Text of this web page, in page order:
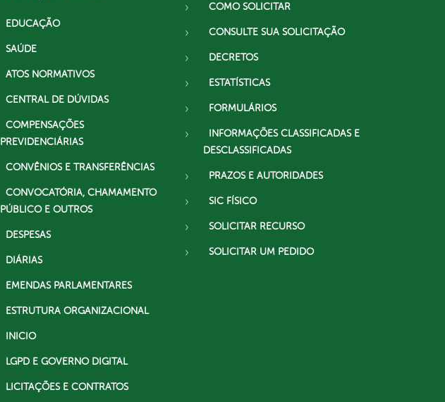
EDUCAÇÃO
SAÚDE
ATOS NORMATIVOS
CENTRAL DE DÚVIDAS
COMPENSAÇÕES
PREVIDENCIÁRIAS
CONVÊNIOS E TRANSFERÊNCIAS
CONVOCATÓRIA, CHAMAMENTO
PÚBLICO E OUTROS
DESPESAS
DIÁRIAS
EMENDAS PARLAMENTARES
ESTRUTURA ORGANIZACIONAL
INICIO
LGPD E GOVERNO DIGITAL
LICITAÇÕES E CONTRATOS
COMO SOLICITAR
CONSULTE SUA SOLICITAÇÃO
DECRETOS
ESTATÍSTICAS
FORMULÁRIOS
INFORMAÇÕES CLASSIFICADAS E
DESCLASSIFICADAS
PRAZOS E AUTORIDADES
SIC FÍSICO
SOLICITAR RECURSO
SOLICITAR UM PEDIDO